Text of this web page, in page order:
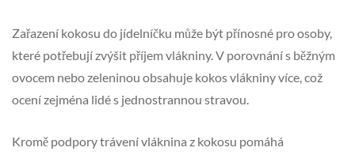
Zařazení kokosu do jídelníčku může být přínosné pro osoby,
které potřebují zvýšit příjem vlákniny. V porovnání s běžným
ovocem nebo zeleninou obsahuje kokos vlákniny více, což
ocení zejména lidé s jednostrannou stravou.
Kromě podpory trávení vláknina z kokosu pomáhá